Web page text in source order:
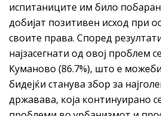
испитаниците им било
добијат позитивен исход при
своите права. Според
најзасегнати од овој проблем
Куманово (86.7%), што е
бидејќи станува збор за
државава, која континуирано